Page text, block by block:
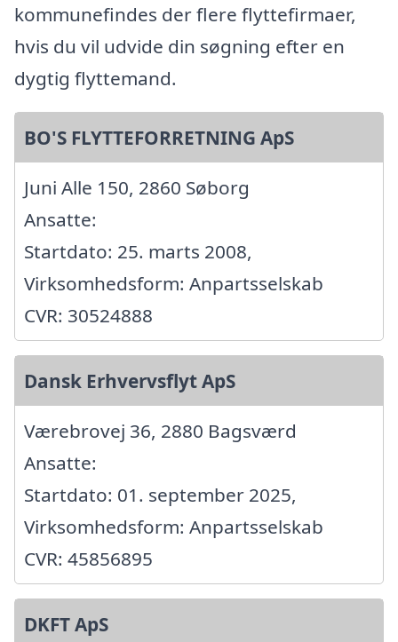
kommunefindes der flere flyttefirmaer,
hvis du vil udvide din søgning efter en
dygtig flyttemand.
BO'S FLYTTEFORRETNING ApS
Juni Alle 150, 2860 Søborg
Ansatte:
Startdato: 25. marts 2008,
Virksomhedsform: Anpartsselskab
CVR: 30524888
Dansk Erhvervsflyt ApS
Værebrovej 36, 2880 Bagsværd
Ansatte:
Startdato: 01. september 2025,
Virksomhedsform: Anpartsselskab
CVR: 45856895
DKFT ApS